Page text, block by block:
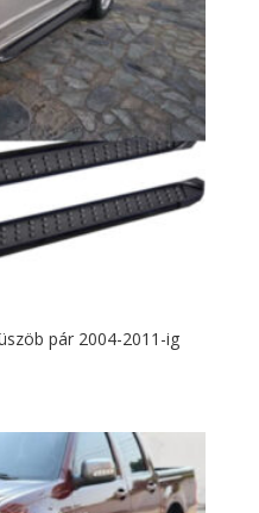
pár 2004-2011-ig